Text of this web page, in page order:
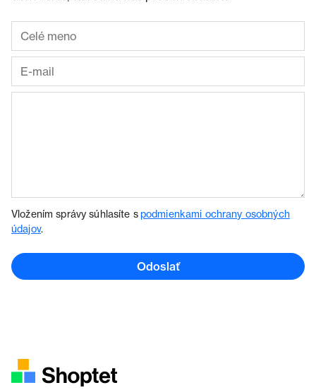
Vložením správy súhlasíte spodmienkami ochrany osobných
údajov.
Odoslať